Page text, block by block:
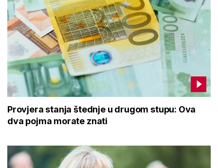
Provjera stanja štednje u drugom stupu: Ova
dva pojma morate znati